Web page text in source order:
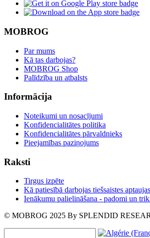
MOBROG
Par mums
Kā tas darbojas?
MOBROG Shop
Palīdzība un atbalsts
Informācija
Noteikumi un nosacījumi
Konfidencialitātes politika
Konfidencialitātes pārvaldnieks
Pieejamības paziņojums
Raksti
Tirgus izpēte
Kā patiesībā darbojas tiešsaistes aptaujas
Ienākumu palielināšana - padomi un
© MOBROG 2025 By SPLENDID